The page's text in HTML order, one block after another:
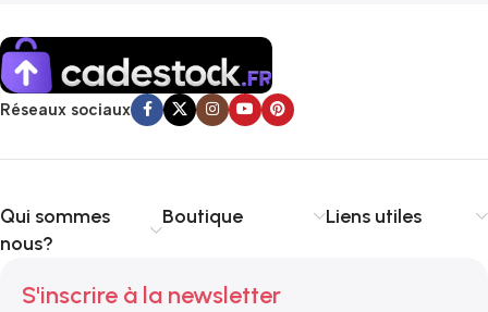
Réseaux sociaux
Qui sommes
nous?
Boutique Liens utiles
S'inscrire à la newsletter